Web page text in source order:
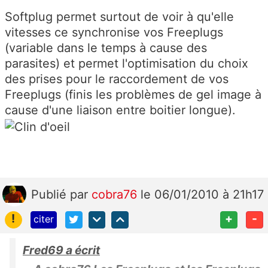
Softplug permet surtout de voir à qu'elle
vitesses ce synchronise vos Freeplugs
(variable dans le temps à cause des
parasites) et permet l'optimisation du choix
des prises pour le raccordement de vos
Freeplugs (finis les problèmes de gel image à
cause d'une liaison entre boitier longue).
Publié par cobra76 le 06/01/2010 à 21h17
!
citer + -
Fred69 a écrit